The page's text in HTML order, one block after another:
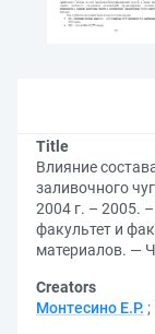
Title
Влияние
заливочного
2004 г. – 2005.
факультет и
материалов. —
Creators
Монтесино Е.Р. ;